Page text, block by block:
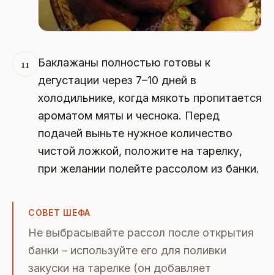
11
Баклажаны полностью готовы к
дегустации через 7–10 дней в
холодильнике, когда мякоть пропитается
ароматом мяты и чеснока. Перед
подачей выньте нужное количество
чистой ложкой, положите на тарелку,
при желании полейте рассолом из банки.
СОВЕТ ШЕФА
Не выбрасывайте рассол после открытия
банки – используйте его для поливки
закуски на тарелке (он добавляет